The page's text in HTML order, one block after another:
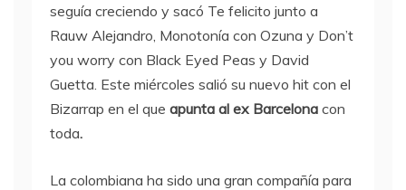
seguía creciendo y sacó Te felicito junto a
Rauw Alejandro, Monotonía con Ozuna y Don’t
you worry con Black Eyed Peas y David
Guetta. Este miércoles salió su nuevo hit con el
Bizarrap en el que apunta al ex Barcelona con
toda.
La colombiana ha sido una gran compañía para